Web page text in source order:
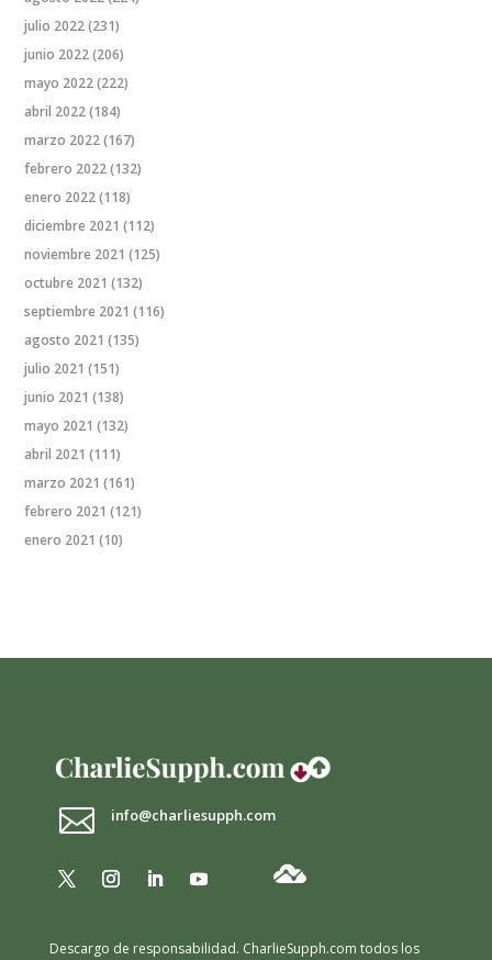
julio 2022(231)
junio 2022(206)
mayo 2022(222)
abril 2022(184)
marzo 2022(167)
febrero 2022(132)
enero 2022(118)
diciembre 2021 (112)
noviembre 2021 (125)
octubre 2021 (132)
septiembre 2021 (116)
agosto 2021 (135)
julio 2021 (151)
junio 2021 (138)
mayo 2021 (132)
abril 2021 (111)
marzo 2021 (161)
febrero 2021 (121)
enero 2021 (10)
 info@charliesupph.com
Descargo de responsabilidad. CharlieSupph.com todos los